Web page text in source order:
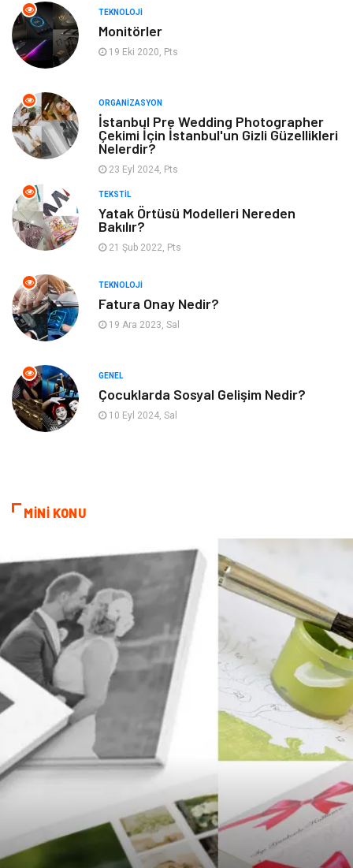
Emlak
Turizm
Eğitim Kurumları
Tekstil Organizasyon
Tatil Eğlence
Finans & Ekonomi
Maden ve Metal
Hediyelik Eşya
Aksesuar
Ambalaj
Telekomünikasyon Bitkisel Ürünler
Bebek Giyim Pazarlama
İthalat İhracat
Tarım & Hayvancılık Markalar
Periyodik Kontrol Kiralama Servisleri
Bakım
TEKNOLOJI
Monitörler
19 Eki 2020, Pts
ORGANIZASYON
İstanbul Pre Wedding Photographer
Çekimi İçin İstanbul'un Gizli Güzellikleri
Nelerdir?
23 Eyl 2024, Pts
TEKSTIL
Yatak Örtüsü Modelleri Nereden
Bakılır?
21 Şub 2022, Pts
TEKNOLOJI
Fatura Onay Nedir?
19 Ara 2023, Sal
GENEL
Çocuklarda Sosyal Gelişim Nedir?
10 Eyl 2024, Sal
MİNİ KONU